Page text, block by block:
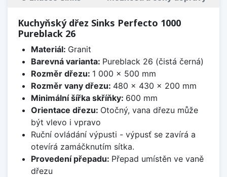
Kuchyňský dřez Sinks Perfecto 1000
Pureblack 26
Materiál: Granit
Barevná varianta: Pureblack 26 (čistá černá)
Rozměr dřezu: 1 000 x 500 mm
Rozměr vany dřezu: 480 x 430 x 200 mm
Minimální šířka skříňky: 600 mm
Orientace dřezu: Otočný, vana dřezu může
být vlevo i vpravo
Ruční ovládání výpusti - výpusť se zavírá a
otevírá zamáčknutím sítka.
Provedení přepadu: Přepad umístěn ve vaně
dřezu